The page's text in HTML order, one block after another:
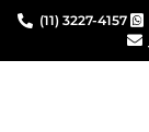
(11) 3227-4157